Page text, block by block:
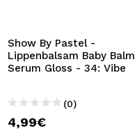
Show By Pastel -
Lippenbalsam Baby Balm
Serum Gloss - 34: Vibe
(0)
4,99€